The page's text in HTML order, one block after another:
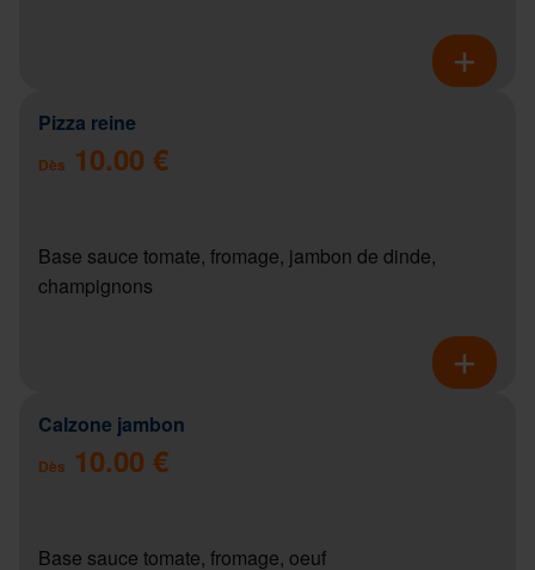
Pizza reine
Dès 10.00 €
Base sauce tomate, fromage, jambon de dinde,
champignons
Calzone jambon
Dès 10.00 €
Base sauce tomate, fromage, oeuf